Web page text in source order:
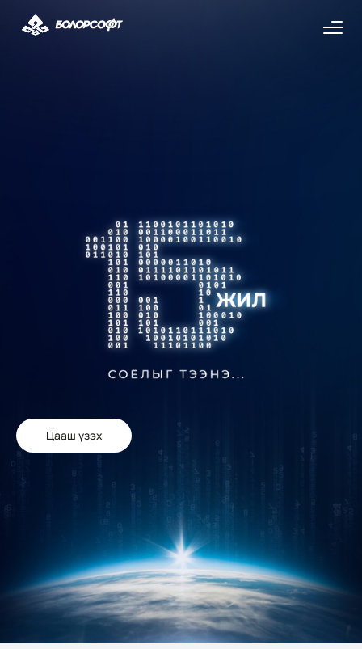
Цааш үзэх